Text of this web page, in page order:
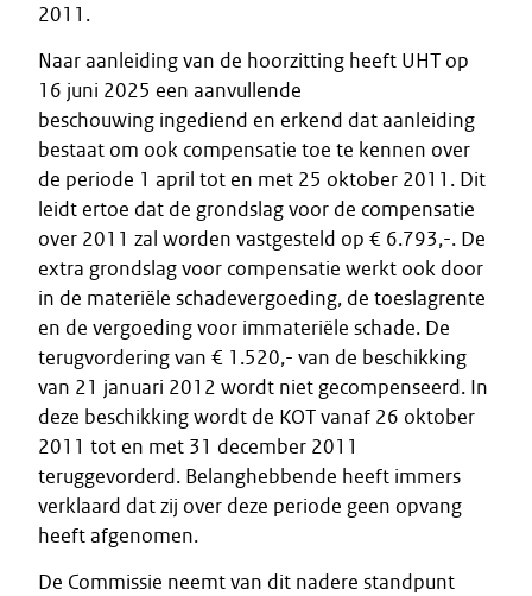
2011.
Naar aanleiding van de hoorzitting heeft UHT op
16 juni 2025 een aanvullende
beschouwing ingediend en erkend dat aanleiding
bestaat om ook compensatie toe te kennen over
de periode 1 april tot en met 25 oktober 2011. Dit
leidt ertoe dat de grondslag voor de compensatie
over 2011 zal worden vastgesteld op € 6.793,-. De
extra grondslag voor compensatie werkt ook door
in de materiële schadevergoeding, de toeslagrente
en de vergoeding voor immateriële schade. De
terugvordering van € 1.520,- van de beschikking
van 21 januari 2012 wordt niet gecompenseerd. In
deze beschikking wordt de KOT vanaf 26 oktober
2011 tot en met 31 december 2011
teruggevorderd. Belanghebbende heeft immers
verklaard dat zij over deze periode geen opvang
heeft afgenomen.
De Commissie neemt van dit nadere standpunt